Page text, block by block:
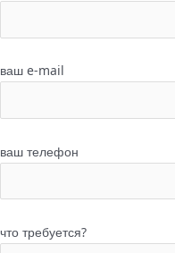
ваш e-mail
ваш телефон
что требуется?